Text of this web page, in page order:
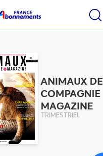
ANIMAUX DE
COMPAGNIE
MAGAZINE
TRIMESTRIEL